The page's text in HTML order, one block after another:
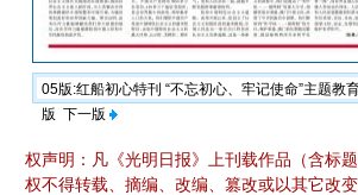
05版:红船初心特刊 “不忘初心、牢记使命”主题教
版 下一版
权声明：凡《光明日报》上刊载作品（含标
权不得转载、摘编、改编、篡改或以其它改